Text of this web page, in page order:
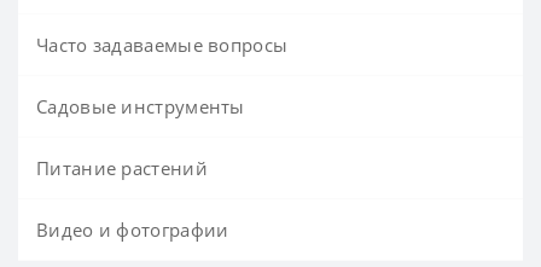
Часто задаваемые вопросы
Садовые инструменты
Питание растений
Видео и фотографии